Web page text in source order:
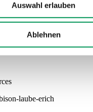
Auswahl erlauben
Ablehnen